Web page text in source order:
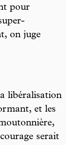
pour
on juge
libéralisation
et les
serait